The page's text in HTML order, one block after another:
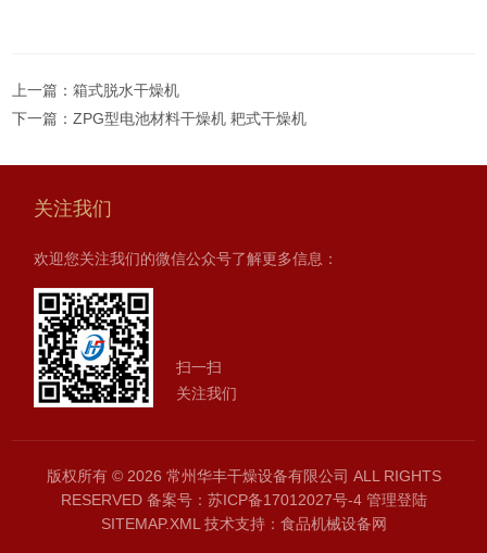
上一篇：箱式脱水干燥机
下一篇：ZPG型电池材料干燥机 耙式干燥机
关注我们
欢迎您关注我们的微信公众号了解更多信息：
扫一扫
关注我们
版权所有 © 2026 常州华丰干燥设备有限公司 ALL RIGHTS
RESERVED 备案号：苏ICP备17012027号-4 管理登陆
SITEMAP.XML技术支持： 食品机械设备网